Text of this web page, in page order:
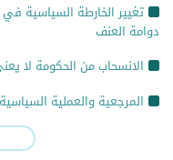
تغيير الخارطة السياسية
دوامة العنف
الانسحاب من الحكومة لا
المرجعية والعملية السياسية